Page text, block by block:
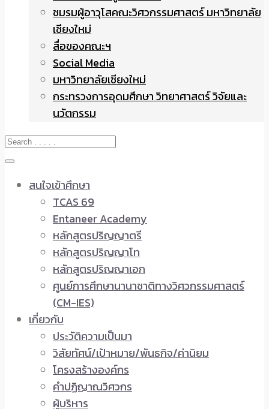
ชมรมผู้อาวุโสคณะวิศวกรรมศาสตร์ มหาวิทยาลัย
เชียงใหม่
สื่อของคณะฯ
Social Media
มหาวิทยาลัยเชียงใหม่
กระทรวงการอุดมศึกษา วิทยาศาสตร์ วิจัยและ
นวัตกรรม
สนใจเข้าศึกษา
TCAS 69
Entaneer Academy
หลักสูตรปริญญาตรี
หลักสูตรปริญญาโท
หลักสูตรปริญญาเอก
ศูนย์การศึกษานานาชาติทางวิศวกรรมศาสตร์
(CM-IES)
เกี่ยวกับ
ประวัติความเป็นมา
วิสัยทัศน์/เป้าหมาย/พันธกิจ/ค่านิยม
โครงสร้างองค์กร
คำปฏิญาณวิศวกร
ผู้บริหาร